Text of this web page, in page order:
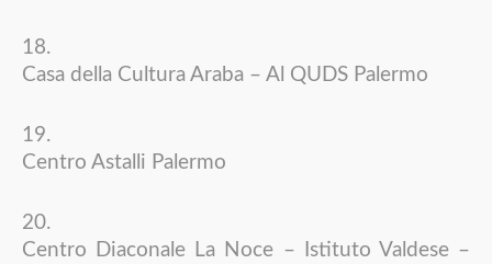
Casa della Cultura Araba – Al QUDS Palermo
Centro Astalli Palermo
Centro Diaconale La Noce – Istituto Valdese –